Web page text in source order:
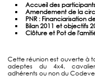
Accueil des
Amendement de la
PNR : Financiarisation
Bilan 2011 et objectifs
Clôture et Pot de
Cette réunion est ouverte à
adeptes du 4x4,
adhérents ou non du